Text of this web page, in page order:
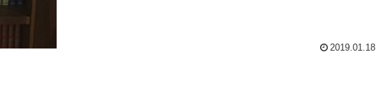
2019.01.18